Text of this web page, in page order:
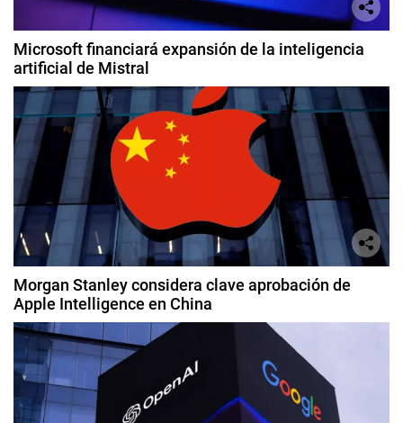
Microsoft financiará expansión de la inteligencia
artificial de Mistral
Morgan Stanley considera clave aprobación de
Apple Intelligence en China